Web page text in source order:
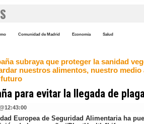
Comunidad de Madrid Economía Salud
subraya que proteger la sanidad
nuestros alimentos, nuestro medio
para evitar la llegada de
12:43:00
Europea de Seguridad Alimentaria ha